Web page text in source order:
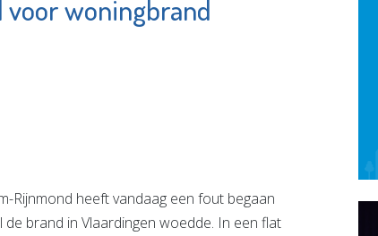
woningbrand
Rijnmond heeft vandaag een fout begaan
brand in Vlaardingen woedde. In een flat
Podotherapie